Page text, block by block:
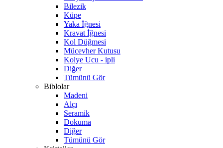
Bilezik
Küpe
Yaka İğnesi
Kravat İğnesi
Kol Düğmesi
Mücevher Kutusu
Kolye Ucu - ipli
Diğer
Tümünü Gör
Biblolar
Madeni
Alçı
Seramik
Dokuma
Diğer
Tümünü Gör